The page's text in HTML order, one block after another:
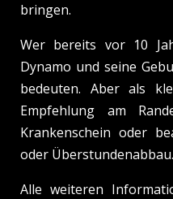
bringen.
Wer bereits vor 10
Dynamo und seine
bedeuten. Aber als
Empfehlung am
Krankenschein oder
oder Überstundenabbau.
Alle weiteren